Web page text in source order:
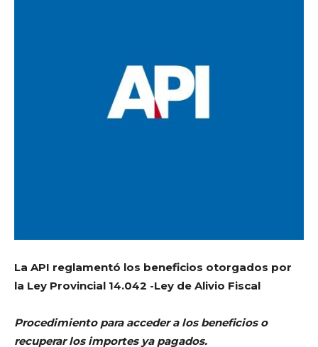
La API reglamentó los beneficios otorgados por
la Ley Provincial 14.042 -Ley de Alivio Fiscal
Procedimiento para acceder a los beneficios o
recuperar los importes ya pagados.